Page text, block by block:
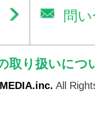
問
取り扱いにつ
All